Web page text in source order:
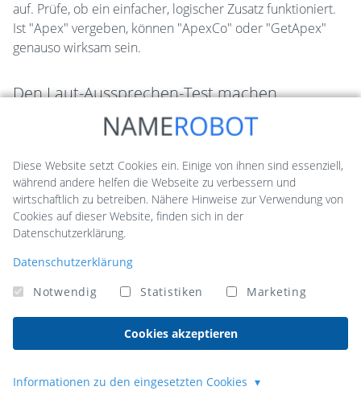
auf. Prüfe, ob ein einfacher, logischer Zusatz funktioniert.
Ist "Apex" vergeben, können "ApexCo" oder "GetApex"
genauso wirksam sein.
Den Laut-Aussprechen-Test machen
Das klingt fast zu simpel, wird aber häufig übersprungen.
Name, der auf dem Bildschirm stark wirkt, kann am
Telefon kompliziert sein.
Sprich deine Favoriten laut aus. Mehrmals. Lass sie dir von
jemand anderem wiederholen.
Kann deine Zielgruppe den Namen leicht aussprechen?
Kann man ihn nach dem Hören korrekt schreiben? Ein
"Sinergy Solushuns" missverstanden werden.
unbeabsichtigte Klänge?
Diese Website setzt Cookies ein. Einige von ihnen sind essenziell,
während andere helfen die Webseite zu verbessern und
wirtschaftlich zu betreiben. Nähere Hinweise zur Verwendung von
Cookies auf dieser Website, finden sich in der
Datenschutzerklärung.
Datenschutzerklärung
Notwendig
Statistiken Marketing
Cookies akzeptieren
Informationen zu den eingesetzten Cookies